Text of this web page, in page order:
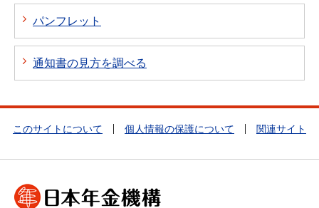
パンフレット
通知書の見方を調べる
このサイトについて 個人情報の保護について 関連サイト